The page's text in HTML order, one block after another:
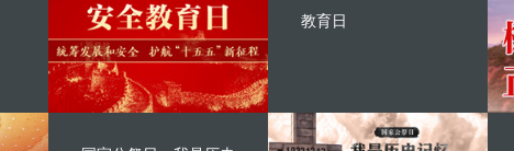
教育日